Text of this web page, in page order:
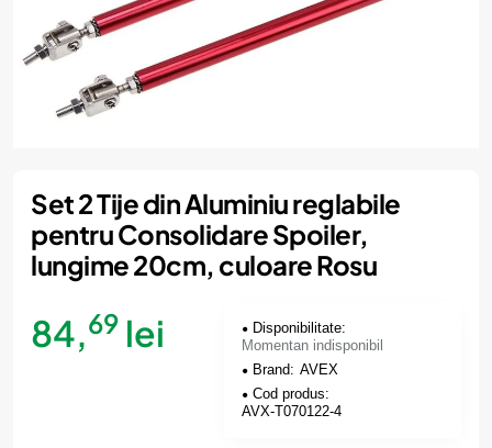
Momentan indisponibil
Set 2 Tije din Aluminiu reglabile
pentru Consolidare Spoiler,
lungime 20cm, culoare Rosu
84,69 lei
Disponibilitate:
Momentan indisponibil
Brand: AVEX
Cod produs:
AVX-T070122-4